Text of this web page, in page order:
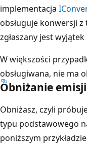
implementacja
obsługuje konwersji
zgłaszany jest wyjątek
W większości
obsługiwana, nie ma
Obniżanie emisji
Obniżasz, czyli
typu podstawowego
poniższym